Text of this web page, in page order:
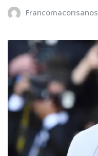
Francomacorisanos